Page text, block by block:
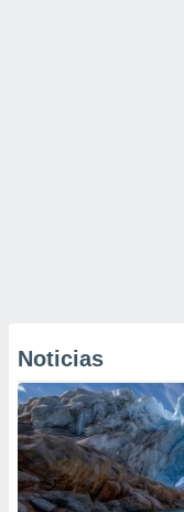
Noticias